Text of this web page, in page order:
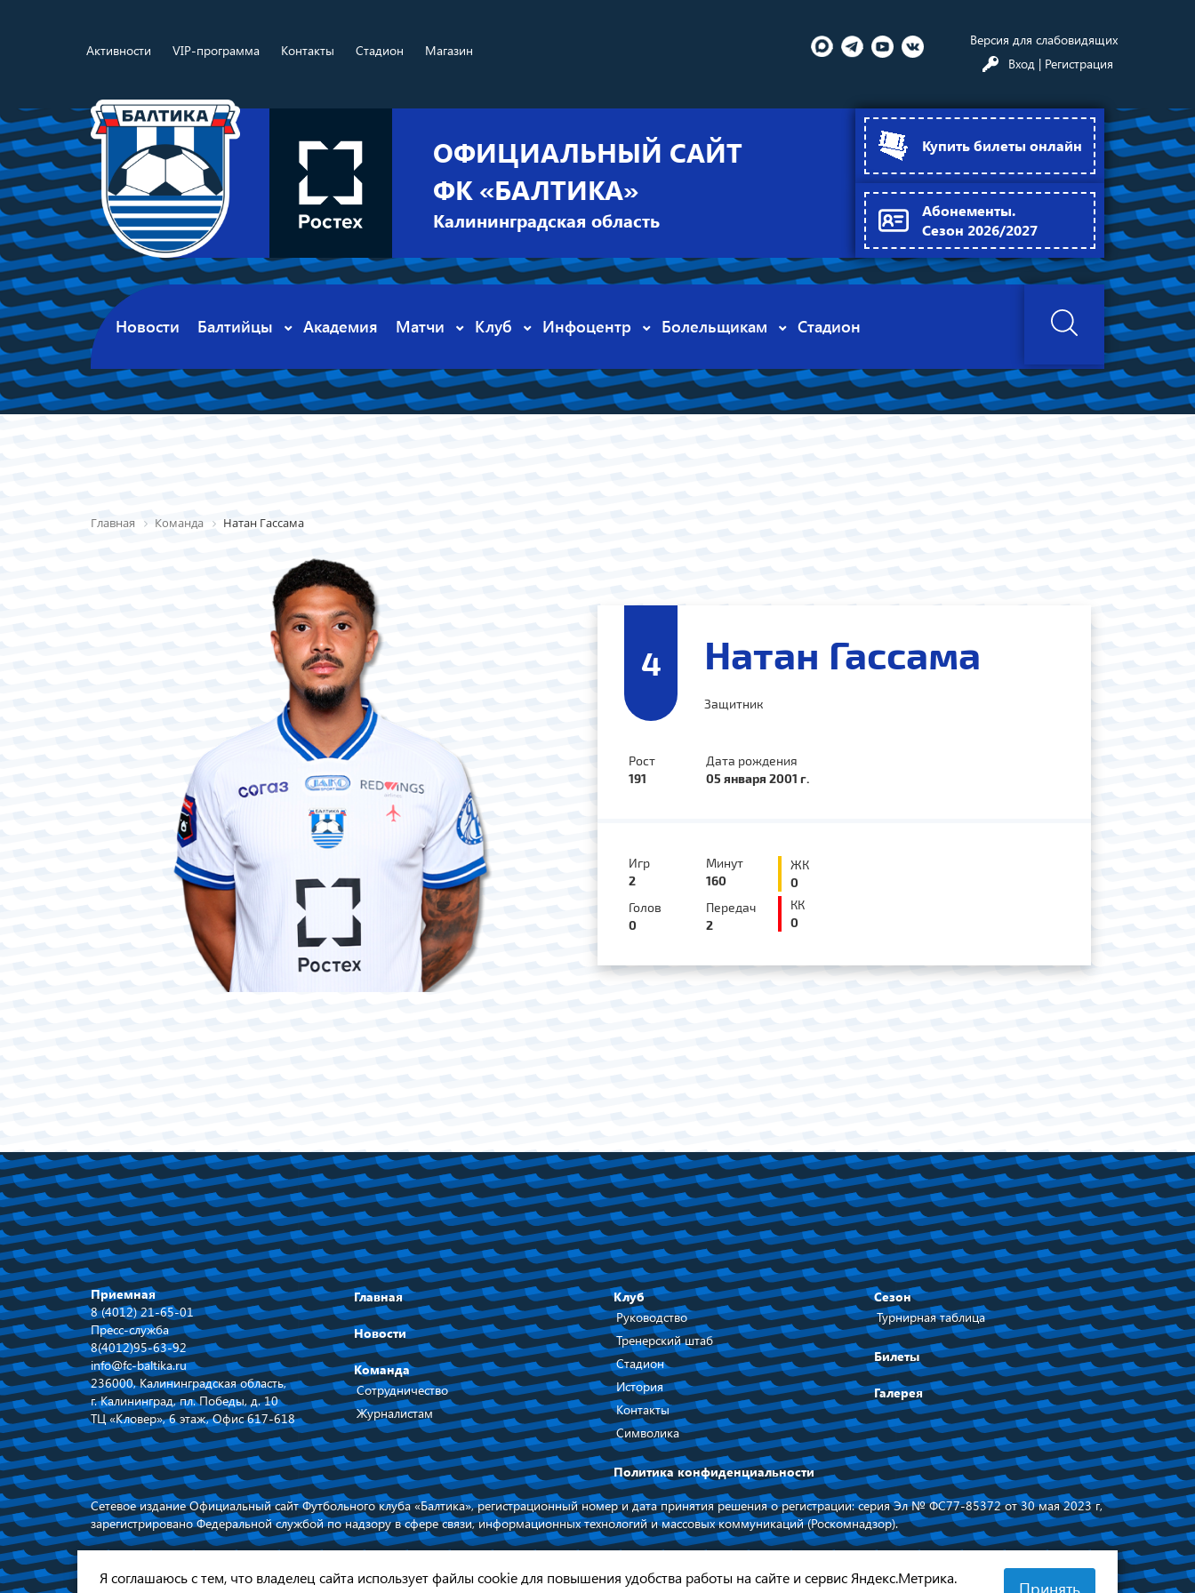
Активности VIP-программа Контакты Стадион Магазин
Версия для слабовидящих
Вход | Регистрация
ОФИЦИАЛЬНЫЙ САЙТ
ФК «БАЛТИКА»
Калининградская область
Купить билеты онлайн
Абонементы.
Сезон 2026/2027
Новости Балтийцы Академия Матчи Клуб Инфоцентр Болельщикам Стадион
Главная Команда Натан Гассама
4 Натан Гассама
Защитник
Рост
191
Дата рождения
05 января 2001 г.
Игр
2
Минут
160
Голов
0
Передач
2
ЖК
0
КК
0
Приемная
8 (4012) 21-65-01
Пресс-служба
8(4012)95-63-92
info@fc-baltika.ru
236000, Калининградская область,
г. Калининград, пл. Победы, д. 10
ТЦ «Кловер», 6 этаж, Офис 617-618
Главная
Новости
Команда
Сотрудничество
Журналистам
Клуб
Руководство
Тренерский штаб
Стадион
История
Контакты
Символика
Политика конфиденциальности
Сезон
Турнирная таблица
Билеты
Галерея
Сетевое издание Официальный сайт Футбольного клуба «Балтика», регистрационный номер и дата принятия решения о регистрации: серия Эл № ФС77-85372 от 30 мая 2023 г,
зарегистрировано Федеральной службой по надзору в сфере связи, информационных технологий и массовых коммуникаций (Роскомнадзор).
обязательна © 2026
Калининградской области
Я соглашаюсь с тем, что владелец сайта использует файлы cookie для повышения удобства работы на сайте и сервис Яндекс.Метрика.
Принять